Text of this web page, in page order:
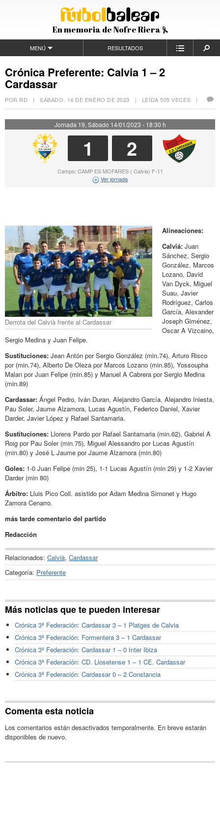
En memoria de Nofre Riera
MENÚ RESULTADOS
Crónica Preferente: Calvia 1 – 2
Cardassar
POR RD |SÁBADO, 14 DE ENERO DE 2023 | LEÍDA 505 VECES |
Jornada 19, Sábado 14/01/2023 - 18:30 h
1 2
Campo: CAMP ES MOFARES ( Calvia) F-11
Ver jornada
Derrota del Calvià frente al Cardassar
Alineaciones:
Calviá: Juan
Sánchez, Sergio
González, Marcos
Lozano, David
Van Dyck, Miguel
Suau, Javier
Rodríguez, Carlos
García, Alexander
Joseph Giménez,
Oscar A Vizcaino,
Sergio Medina y Juan Felipe.
Sustituciones: Jean Antón por Sergio González (min.74), Arturo Risco
por (min.74), Alberto De Oleza por Marcos Lozano (min.85), Yossoupha
Malan por Juan Felipe (min.85) y Manuel A Cabrera por Sergio Medina
(min.89)
Cardassar: Ángel Pedro, Iván Duran, Alejandro García, Alejandro Iniesta,
Pau Soler, Jaume Alzamora, Lucas Agustín, Federico Daniel, Xavier
Darder, Javier López y Rafael Santamaria.
Sustituciones: Llorens Pardo por Rafael Santamaria (min.62), Gabriel A
Roig por Pau Soler (min.75), Miguel Alessandro por Lucas Agustín
(min.80) y José L Jaume por Jaume Alzamora (min.80)
Goles: 1-0 Juan Felipe (min 25), 1-1 Lucas Agustín (min 29) y 1-2 Xavier
Darder (min 80)
Árbitro: Lluis Pico Coll. asistido por Adam Medina Simonet y Hugo
Zamora Cenarro.
más tarde comentario del partido
Redacción
Relacionados: Calvià, Cardassar
Categoría: Preferente
Más noticias que te pueden interesar
Crónica 3ª Federación: Cardassar 3 – 1 Platges de Calvia
Crónica 3ª Federación: Formentera 3 – 1 Cardassar
Crónica 3ª Federación: Cardassar 1 – 0 Inter Ibiza
Crónica 3ª Federación: CD. Llosetense 1 – 1 CE. Cardassar
Crónica 3ª Federación: Cardassar 0 – 2 Constancia
Comenta esta noticia
Los comentarios están desactivados temporalmente. En breve estarán
disponibles de nuevo.